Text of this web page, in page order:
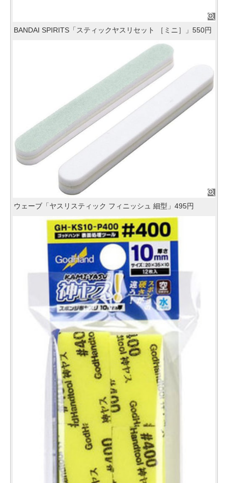
BANDAI SPIRITS「スティックヤスリセット ［ミニ］」550円
ウェーブ「ヤスリスティック フィニッシュ 細型」495円